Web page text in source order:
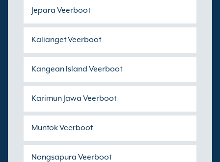
Jepara Veerboot
Kalianget Veerboot
Kangean Island Veerboot
Karimun Jawa Veerboot
Muntok Veerboot
Nongsapura Veerboot